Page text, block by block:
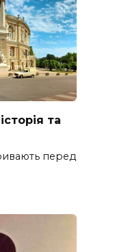
та
перед